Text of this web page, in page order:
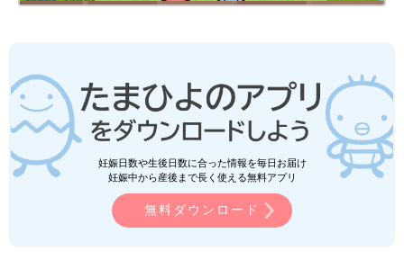
妊娠日数や生後日数に合った情報を毎日お届け
妊娠中から産後まで長く使える無料アプリ
無料ダウンロード